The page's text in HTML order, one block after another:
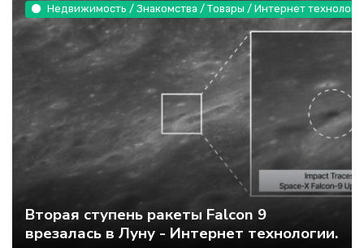
Недвижимость / Знакомства / Товары / Интернет
Вторая ступень ракеты Falcon 9
врезалась в Луну - Интернет технологии.